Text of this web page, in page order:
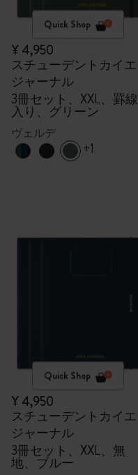
Quick Shop
¥ 4,950
スチューデントカイエ
ジャーナル
3冊セット、XXL、罫線
入り、グリーン
ヴェルデ
+1
Quick Shop
¥ 4,950
スチューデントカイエ
ジャーナル
3冊セット、XXL、無
地、ブルー